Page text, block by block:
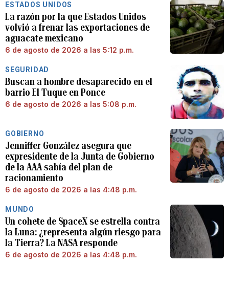
ESTADOS UNIDOS
La razón por la que Estados Unidos
volvió a frenar las exportaciones de
aguacate mexicano
6 de agosto de 2026 a las 5:12 p.m.
SEGURIDAD
Buscan a hombre desaparecido en el
barrio El Tuque en Ponce
6 de agosto de 2026 a las 5:08 p.m.
GOBIERNO
Jenniffer González asegura que
expresidente de la Junta de Gobierno
de la AAA sabía del plan de
racionamiento
6 de agosto de 2026 a las 4:48 p.m.
MUNDO
Un cohete de SpaceX se estrella contra
la Luna: ¿representa algún riesgo para
la Tierra? La NASA responde
6 de agosto de 2026 a las 4:48 p.m.